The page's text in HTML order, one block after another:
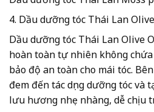
4. Dầu dưỡng tóc Thái Lan
Dầu dưỡng tóc Thái Lan Olive
hoàn toàn tự nhiên không
bảo độ an toàn cho mái tóc.
đem đến tác dụng dưỡng tóc và
lưu hương nhẹ nhàng, dễ chịu